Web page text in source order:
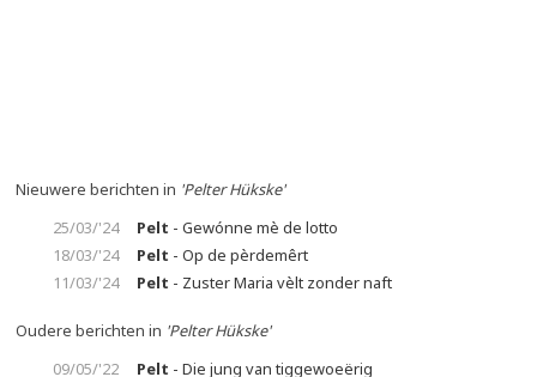
Nieuwere berichten in 'Pelter Hükske'
25/03/'24
Pelt - Gewónne mè de lotto
18/03/'24
Pelt - Op de pèrdemêrt
11/03/'24
Pelt - Zuster Maria vèlt zonder naft
Oudere berichten in 'Pelter Hükske'
09/05/'22
Pelt - Die jung van tiggewoeërig